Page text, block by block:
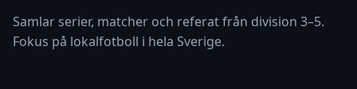
Samlar serier, matcher och referat från division 3–5.
Fokus på lokalfotboll i hela Sverige.